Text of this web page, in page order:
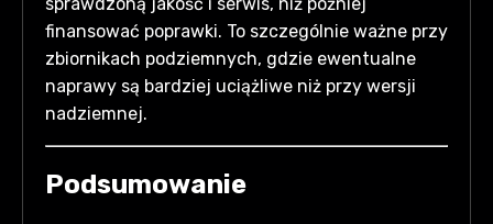
finansować poprawki. To szczególnie ważne przy
zbiornikach podziemnych, gdzie ewentualne
naprawy są bardziej uciążliwe niż przy wersji
nadziemnej.
Podsumowanie